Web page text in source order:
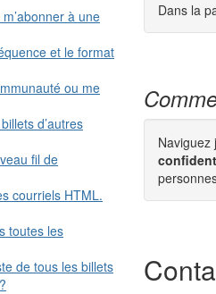
à une
et le format
ou me
d’autres
fil de
courriels HTML.
toutes les
de tous les billets
Dans la
Naviguez